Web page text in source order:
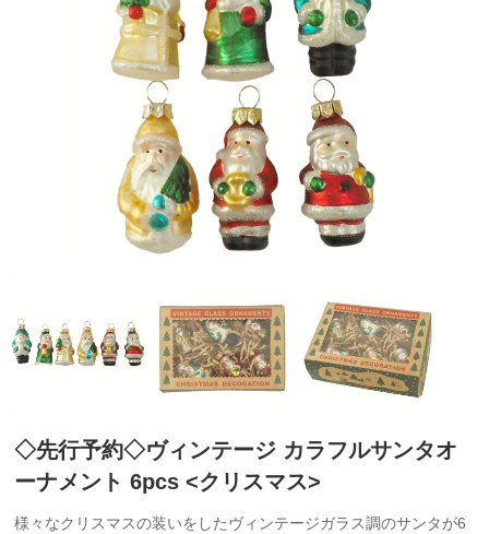
◇先行予約◇ヴィンテージ カラフルサンタオ
ーナメント 6pcs <クリスマス>
様々なクリスマスの装いをしたヴィンテージガラス調のサンタが6